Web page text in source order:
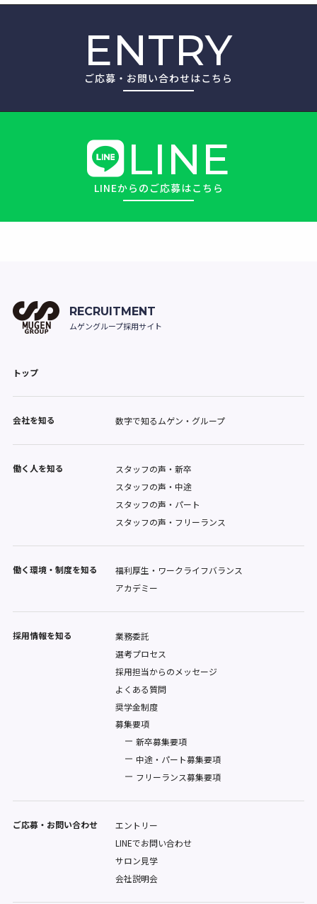
ENTRY
ご応募・お問い合わせはこちら
LINE
LINEからのご応募はこちら
RECRUITMENT
ムゲングループ採用サイト
トップ
会社を知る 数字で知るムゲン・グループ
働く人を知る
スタッフの声・新卒
スタッフの声・中途
スタッフの声・パート
スタッフの声・フリーランス
働く環境・制度を知る
福利厚生・ワークライフバランス
アカデミー
採用情報を知る
業務委託
選考プロセス
採用担当からのメッセージ
よくある質問
奨学金制度
募集要項
新卒募集要項
中途・パート募集要項
フリーランス募集要項
ご応募・お問い合わせ
エントリー
LINEでお問い合わせ
サロン見学
会社説明会